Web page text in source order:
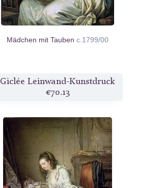
Mädchen mit Taubenc.1799/00
Giclée Leinwand-Kunstdruck
€70.13